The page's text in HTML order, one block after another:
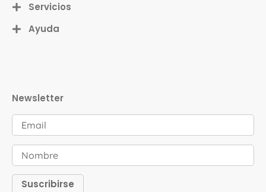
Servicios
Ayuda
Newsletter